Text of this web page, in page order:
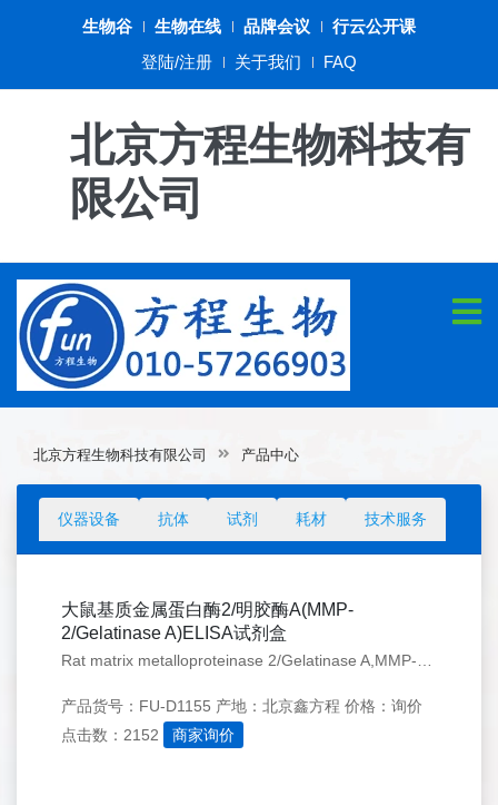
生物谷 生物在线 品牌会议
行云公开课
登陆/注册
关于我们 FAQ
北京方程生物科技有
限公司
北京方程生物科技有限公司 产品中心
仪器设备 抗体 试剂 耗材 技术服务
大鼠基质金属蛋白酶2/明胶酶A(MMP-
2/Gelatinase A)ELISA试剂盒
产品货号：FU-D1155 产地：北京鑫方程 价格：询价
点击数：2152
商家询价